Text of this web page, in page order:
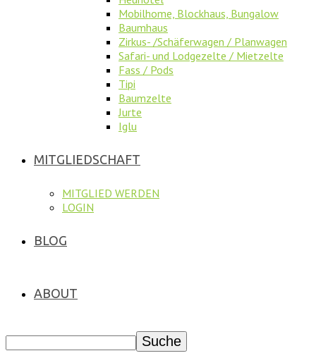
Mobilhome, Blockhaus, Bungalow
Baumhaus
Zirkus- /Schäferwagen / Planwagen
Safari- und Lodgezelte / Mietzelte
Fass / Pods
Tipi
Baumzelte
Jurte
Iglu
MITGLIEDSCHAFT
MITGLIED WERDEN
LOGIN
BLOG
ABOUT